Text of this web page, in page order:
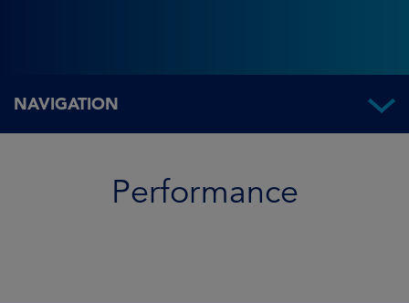
NAVIGATION
Performance